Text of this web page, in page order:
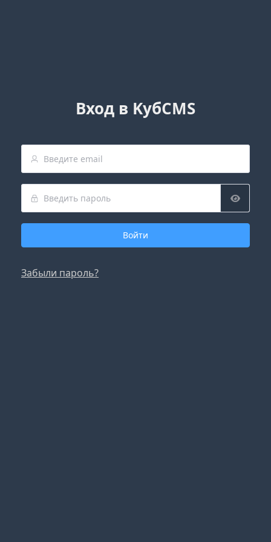
Вход в KубCMS
Войти
Забыли пароль?